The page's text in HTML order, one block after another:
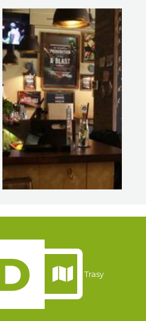
Trasy